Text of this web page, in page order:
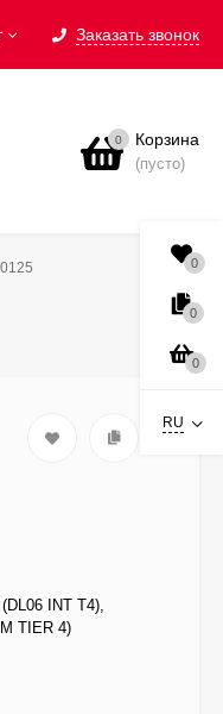
Заказать звонок
0 Корзина
(пусто)
INT T4),
TIER 4)
0
0
0
RU